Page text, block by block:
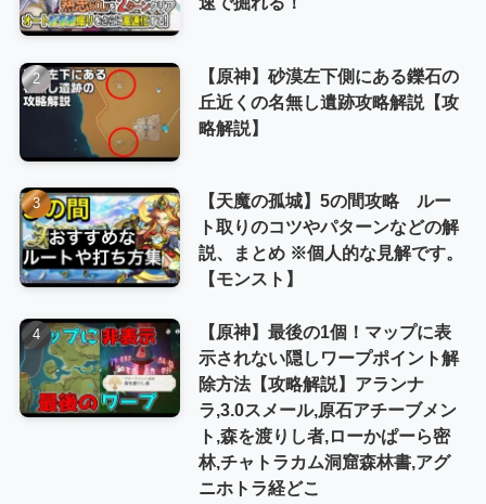
【原神】砂漠左下側にある鑠石の
丘近くの名無し遺跡攻略解説【攻
略解説】
【天魔の孤城】5の間攻略 ルー
ト取りのコツやパターンなどの解
説、まとめ ※個人的な見解です。
【モンスト】
【原神】最後の1個！マップに表
示されない隠しワープポイント解
除方法【攻略解説】アランナ
ラ,3.0スメール,原石アチーブメン
ト,森を渡りし者,ローかぱーら密
林,チャトラカム洞窟森林書,アグ
ニホトラ経どこ